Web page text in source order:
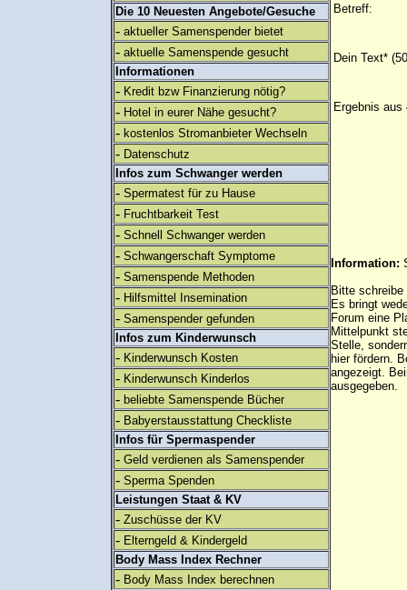
Die 10 Neuesten Angebote/Gesuche
- aktueller Samenspender bietet
- aktuelle Samenspende gesucht
Informationen
- Kredit bzw Finanzierung nötig?
- Hotel in eurer Nähe gesucht?
- kostenlos Stromanbieter Wechseln
- Datenschutz
Infos zum Schwanger werden
- Spermatest für zu Hause
- Fruchtbarkeit Test
- Schnell Schwanger werden
- Schwangerschaft Symptome
- Samenspende Methoden
- Hilfsmittel Insemination
- Samenspender gefunden
Infos zum Kinderwunsch
- Kinderwunsch Kosten
- Kinderwunsch Kinderlos
- beliebte Samenspende Bücher
- Babyerstausstattung Checkliste
Infos für Spermaspender
- Geld verdienen als Samenspender
- Sperma Spenden
Leistungen Staat & KV
- Zuschüsse der KV
- Elterngeld & Kindergeld
Body Mass Index Rechner
- Body Mass Index berechnen
Betreff:
Dein Text*
Ergebnis aus
Information:
Bitte
Es bringt
Forum eine
Mittelpunkt
Stelle,
hier fördern.
angezeigt.
ausgegeben.